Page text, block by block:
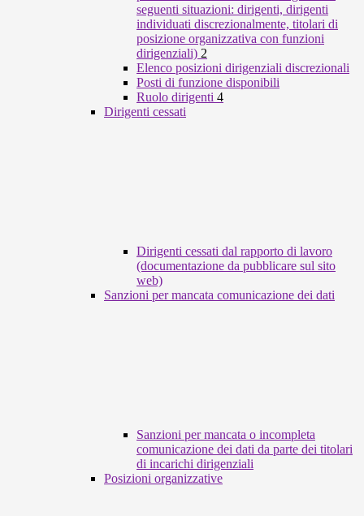
seguenti situazioni: dirigenti, dirigenti
individuati discrezionalmente, titolari di
posizione organizzativa con funzioni
dirigenziali) 2
Elenco posizioni dirigenziali discrezionali
Posti di funzione disponibili
Ruolo dirigenti 4
Dirigenti cessati
Dirigenti cessati dal rapporto di lavoro
(documentazione da pubblicare sul sito
web)
Sanzioni per mancata comunicazione dei dati
Sanzioni per mancata o incompleta
comunicazione dei dati da parte dei titolari
di incarichi dirigenziali
Posizioni organizzative